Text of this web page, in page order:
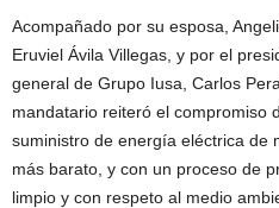
Acompañado por su esposa,
Eruviel Ávila Villegas, y por el
general de Grupo Iusa, Carlos
mandatario reiteró el compromiso
suministro de energía eléctrica de
más barato, y con un proceso de
limpio y con respeto al medio